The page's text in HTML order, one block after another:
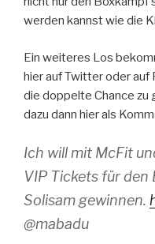
werden kannst wie die
Ein weiteres Los
hier auf Twitter oder auf
die doppelte Chance zu
dazu dann hier als
Ich will mit McFit
VIP Tickets für
Solisam gewinnen.
@mabadu